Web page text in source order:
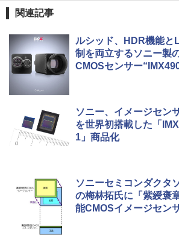
関連記事
ルシッド、HDR機能と
制を両立するソニー製
CMOSセンサー
ソニー、イメージセン
を世界初搭載した「
1」商品化
ソニーセミコンダクタ
の梅林拓氏に「紫綬褒
能CMOSイメージセン